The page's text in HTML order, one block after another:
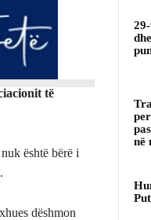
të
është bërë i
dëshmon
në